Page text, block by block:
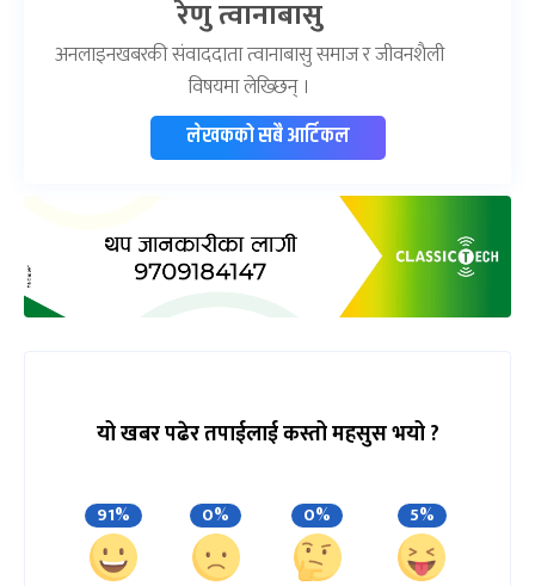
रेणु त्वानाबासु
अनलाइनखबरकी संवाददाता त्वानाबासु समाज र जीवनशैली
विषयमा लेख्छिन् ।
लेखकको सबै आर्टिकल
यो खबर पढेर तपाईलाई कस्तो महसुस भयो ?
91% 0% 0% 5%